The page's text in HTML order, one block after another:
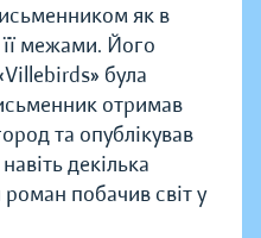
як в
її межами. Його
була
отримав
та опублікував
декілька
побачив світ у